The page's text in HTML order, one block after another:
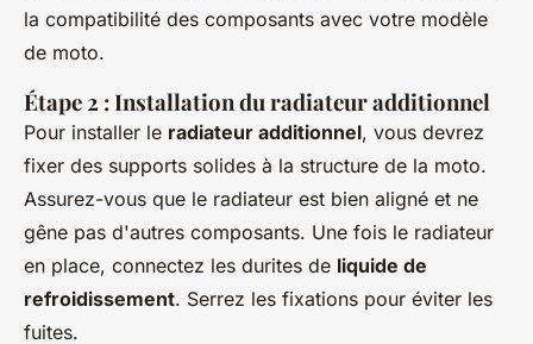
la compatibilité des composants avec votre modèle
de moto.
Étape 2 : Installation du radiateur additionnel
Pour installer le radiateur additionnel, vous devrez
fixer des supports solides à la structure de la moto.
Assurez-vous que le radiateur est bien aligné et ne
gêne pas d'autres composants. Une fois le radiateur
en place, connectez les durites de liquide de
refroidissement. Serrez les fixations pour éviter les
fuites.